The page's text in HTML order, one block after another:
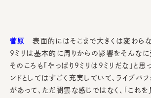
菅原
表面的にはそこまで大きくは変わらな
9ミリは基本的に周りからの影響をそんなに
そのころも「やっぱり9ミリは9ミリだな」と思
ンドとしてはすごく充実していて、ライブパ
があって、ただ闇雲な感じではなく、「これ